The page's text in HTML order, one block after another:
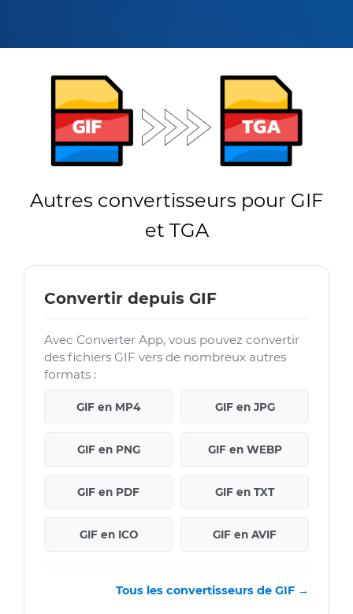
Autres convertisseurs pour GIF
et TGA
Convertir depuis GIF
Avec Converter App, vous pouvez convertir
des fichiers GIF vers de nombreux autres
formats :
GIF en MP4 GIF en JPG
GIF en PNG GIF en WEBP
GIF en PDF GIF en TXT
GIF en ICO GIF en AVIF
Tous les convertisseurs de GIF →